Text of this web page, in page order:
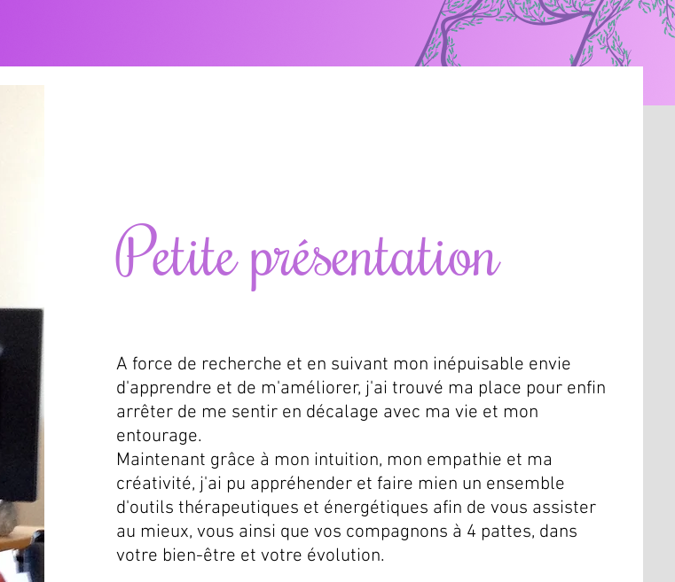
Petite présentation
​A force de recherche et en suivant mon inépuisable envie
d'apprendre et de m'améliorer, j'ai trouvé ma place pour enfin
arrêter de me sentir en décalage avec ma vie et mon
entourage.
Maintenant grâce à mon intuition, mon empathie et ma
créativité, j'ai pu appréhender et faire mien un ensemble
d'outils thérapeutiques et énergétiques afin de vous assister
au mieux, vous ainsi que vos compagnons à 4 pattes, dans
votre bien-être et votre évolution.